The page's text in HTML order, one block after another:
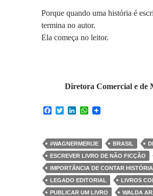
Porque quando uma história é
termina no autor.
Ela começa no leitor.
Diretora Comercial e de
F
b
o
o
k
T
t
e
r
L
e
d
I
n
W
s
A
p
p
#WAGNERMERIJE BRASIL
ESCREVER LIVRO DE NÃO FICÇÃO
IMPORTÂNCIA DE CONTAR
LEGADO EDITORIAL
LIVROS
PUBLICAR UM LIVRO
WALDA